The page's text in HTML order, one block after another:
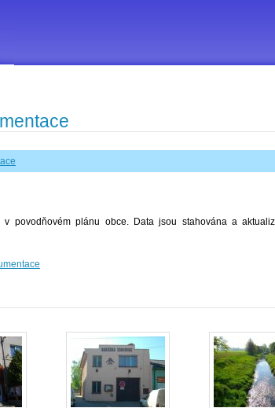
v povodňovém plánu obce. Data jsou stahována a